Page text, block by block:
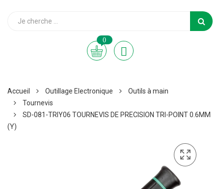
0
Accueil Outillage Electronique
Outils à main
Tournevis
SD-081-TRIY06 TOURNEVIS DE PRECISION TRI-POINT 0.6MM
(Y)